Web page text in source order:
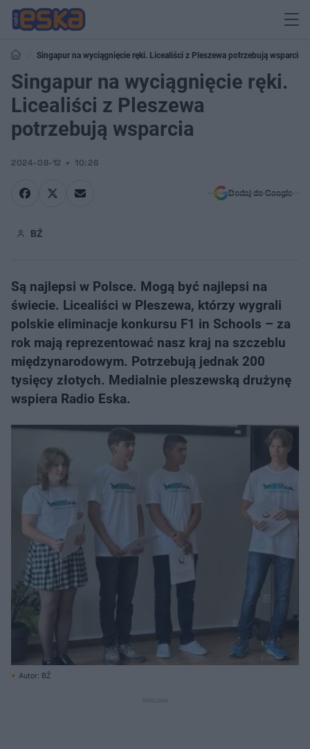
Singapur na wyciągnięcie ręki. Licealiści z Pleszewa potrzebują wsparcia
Singapur na wyciągnięcie ręki.
Licealiści z Pleszewa
potrzebują wsparcia
2024-08-12 10:26
Dodaj do Google
BŹ
Są najlepsi w Polsce. Mogą być najlepsi na
świecie. Licealiści w Pleszewa, którzy wygrali
polskie eliminacje konkursu F1 in Schools – za
rok mają reprezentować nasz kraj na szczeblu
międzynarodowym. Potrzebują jednak 200
tysięcy złotych. Medialnie pleszewską drużynę
wspiera Radio Eska.
Autor: BŹ